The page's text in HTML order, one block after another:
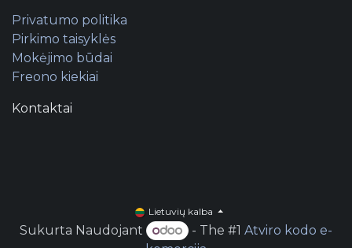
Privatumo politika
Pirkimo taisyklės
Mokėjimo būdai
Freono kiekiai
Kontaktai
Lietuvių kalba
Sukurta Naudojant - The #1Atviro kodo e-